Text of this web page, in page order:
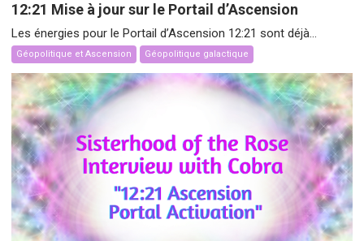
12:21 Mise à jour sur le Portail d’Ascension
Les énergies pour le Portail d’Ascension 12:21 sont déjà...
Géopolitique et Ascension Géopolitique galactique